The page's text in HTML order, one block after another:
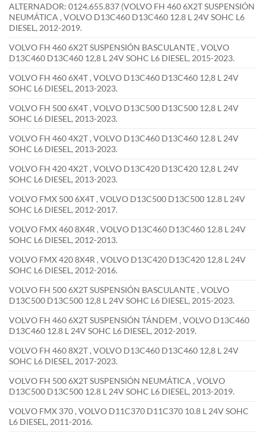
ALTERNADOR: 0124.655.837 (VOLVO FH 460 6X2T SUSPENSIÓN
NEUMÁTICA , VOLVO D13C460 D13C460 12.8 L 24V SOHC L6
DIESEL, 2012-2019.
VOLVO FH 460 6X2T SUSPENSIÓN BASCULANTE , VOLVO
D13C460 D13C460 12,8 L 24V SOHC L6 DIESEL, 2015-2023.
VOLVO FH 460 6X4T , VOLVO D13C460 D13C460 12,8 L 24V
SOHC L6 DIESEL, 2013-2023.
VOLVO FH 500 6X4T , VOLVO D13C500 D13C500 12,8 L 24V
SOHC L6 DIESEL, 2013-2023.
VOLVO FH 460 4X2T , VOLVO D13C460 D13C460 12.8 L 24V
SOHC L6 DIESEL, 2013-2023.
VOLVO FH 420 4X2T , VOLVO D13C420 D13C420 12,8 L 24V
SOHC L6 DIESEL, 2013-2023.
VOLVO FMX 500 6X4T , VOLVO D13C500 D13C500 12.8 L 24V
SOHC L6 DIESEL, 2012-2017.
VOLVO FMX 460 8X4R , VOLVO D13C460 D13C460 12.8 L 24V
SOHC L6 DIESEL, 2012-2013.
VOLVO FMX 420 8X4R , VOLVO D13C420 D13C420 12,8 L 24V
SOHC L6 DIESEL, 2012-2016.
VOLVO FH 500 6X2T SUSPENSIÓN BASCULANTE , VOLVO
D13C500 D13C500 12,8 L 24V SOHC L6 DIESEL, 2015-2023.
VOLVO FH 460 6X2T SUSPENSIÓN TÁNDEM , VOLVO D13C460
D13C460 12.8 L 24V SOHC L6 DIESEL, 2012-2019.
VOLVO FH 460 8X2T , VOLVO D13C460 D13C460 12,8 L 24V
SOHC L6 DIESEL, 2017-2023.
VOLVO FH 500 6X2T SUSPENSIÓN NEUMÁTICA , VOLVO
D13C500 D13C500 12.8 L 24V SOHC L6 DIESEL, 2013-2019.
VOLVO FMX 370 , VOLVO D11C370 D11C370 10.8 L 24V SOHC
L6 DIESEL, 2011-2016.